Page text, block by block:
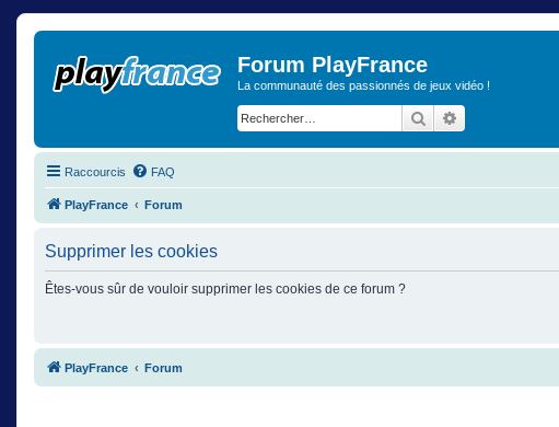
Forum PlayFrance
La communauté des passionnés de jeux vidéo !
Rechercher
Raccourcis FAQ
PlayFrance Forum
Supprimer les cookies
Êtes-vous sûr de vouloir supprimer les cookies de ce forum ?
PlayFrance Forum